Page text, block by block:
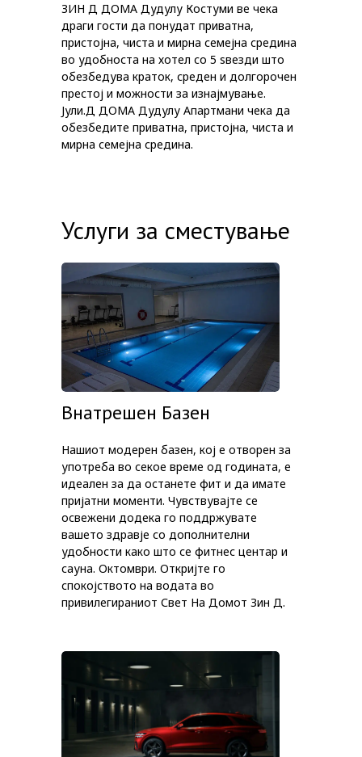
ЗИН Д ДОМА Дудулу Костуми ве чека
драги гости да понудат приватна,
пристојна, чиста и мирна семејна средина
во удобноста на хотел со 5 ѕвезди што
обезбедува краток, среден и долгорочен
престој и можности за изнајмување.
Јули.Д ДОМА Дудулу Апартмани чека да
обезбедите приватна, пристојна, чиста и
мирна семејна средина.
Услуги за сместување
Внатрешен Базен
Нашиот модерен базен, кој е отворен за
употреба во секое време од годината, е
идеален за да останете фит и да имате
пријатни моменти. Чувствувајте се
освежени додека го поддржувате
вашето здравје со дополнителни
удобности како што се фитнес центар и
сауна. Октомври. Откријте го
спокојството на водата во
привилегираниот Свет На Домот Зин Д.